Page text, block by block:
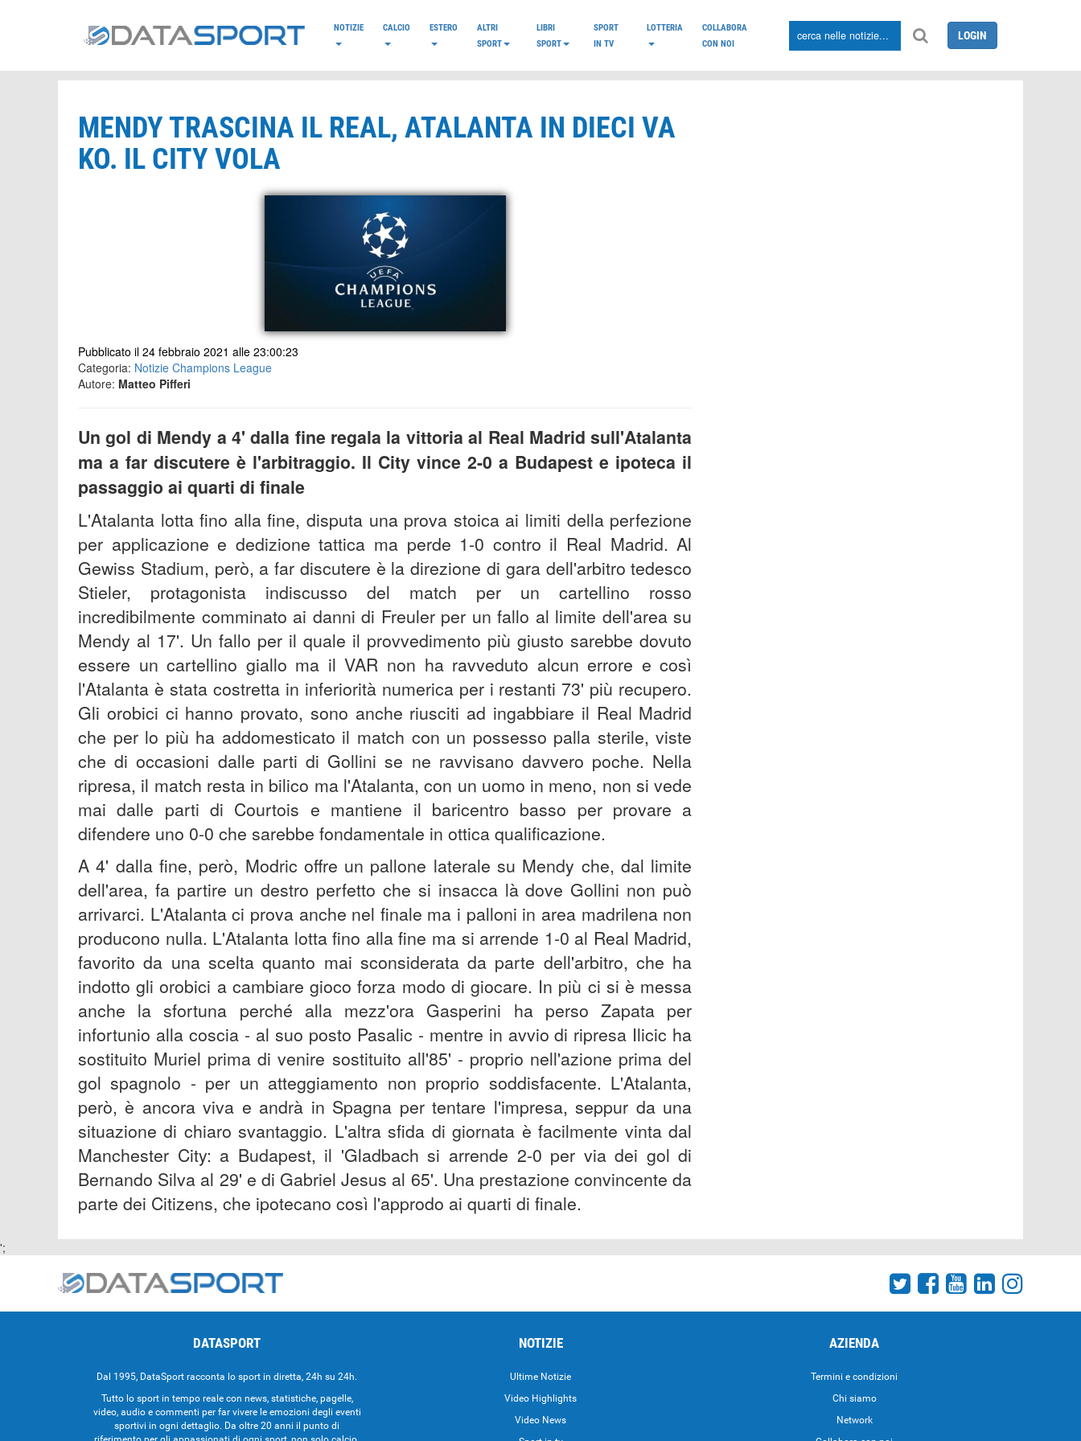
NOTIZIE CALCIO ESTERO
ALTRI
SPORT
LIBRI
SPORT
SPORT
IN TV
LOTTERIA
COLLABORA
CON NOI
LOGIN
MENDY TRASCINA IL REAL, ATALANTA IN DIECI VA
KO. IL CITY VOLA
Pubblicato il 24 febbraio 2021 alle 23:00:23
Categoria: Notizie Champions League
Autore: Matteo Pifferi
Un gol di Mendy a 4' dalla fine regala la vittoria al Real Madrid sull'Atalanta
ma a far discutere è l'arbitraggio. Il City vince 2-0 a Budapest e ipoteca il
passaggio ai quarti di finale
L'Atalanta lotta fino alla fine, disputa una prova stoica ai limiti della perfezione
per applicazione e dedizione tattica ma perde 1-0 contro il Real Madrid. Al
Gewiss Stadium, però, a far discutere è la direzione di gara dell'arbitro tedesco
Stieler, protagonista indiscusso del match per un cartellino rosso
incredibilmente comminato ai danni di Freuler per un fallo al limite dell'area su
Mendy al 17'. Un fallo per il quale il provvedimento più giusto sarebbe dovuto
essere un cartellino giallo ma il VAR non ha ravveduto alcun errore e così
l'Atalanta è stata costretta in inferiorità numerica per i restanti 73' più recupero.
Gli orobici ci hanno provato, sono anche riusciti ad ingabbiare il Real Madrid
che per lo più ha addomesticato il match con un possesso palla sterile, viste
che di occasioni dalle parti di Gollini se ne ravvisano davvero poche. Nella
ripresa, il match resta in bilico ma l'Atalanta, con un uomo in meno, non si vede
mai dalle parti di Courtois e mantiene il baricentro basso per provare a
difendere uno 0-0 che sarebbe fondamentale in ottica qualificazione.
A 4' dalla fine, però, Modric offre un pallone laterale su Mendy che, dal limite
dell'area, fa partire un destro perfetto che si insacca là dove Gollini non può
arrivarci. L'Atalanta ci prova anche nel finale ma i palloni in area madrilena non
producono nulla. L'Atalanta lotta fino alla fine ma si arrende 1-0 al Real Madrid,
favorito da una scelta quanto mai sconsiderata da parte dell'arbitro, che ha
indotto gli orobici a cambiare gioco forza modo di giocare. In più ci si è messa
anche la sfortuna perché alla mezz'ora Gasperini ha perso Zapata per
infortunio alla coscia - al suo posto Pasalic - mentre in avvio di ripresa Ilicic ha
sostituito Muriel prima di venire sostituito all'85' - proprio nell'azione prima del
gol spagnolo - per un atteggiamento non proprio soddisfacente. L'Atalanta,
però, è ancora viva e andrà in Spagna per tentare l'impresa, seppur da una
situazione di chiaro svantaggio. L'altra sfida di giornata è facilmente vinta dal
Manchester City: a Budapest, il 'Gladbach si arrende 2-0 per via dei gol di
Bernando Silva al 29' e di Gabriel Jesus al 65'. Una prestazione convincente da
parte dei Citizens, che ipotecano così l'approdo ai quarti di finale.
';
DATASPORT
Dal 1995, DataSport racconta lo sport in diretta, 24h su 24h.
Tutto lo sport in tempo reale con news, statistiche, pagelle,
video, audio e commenti per far vivere le emozioni degli eventi
sportivi in ogni dettaglio. Da oltre 20 anni il punto di
NOTIZIE
Ultime Notizie
Video Highlights
Video News
AZIENDA
Termini e condizioni
Chi siamo
Network